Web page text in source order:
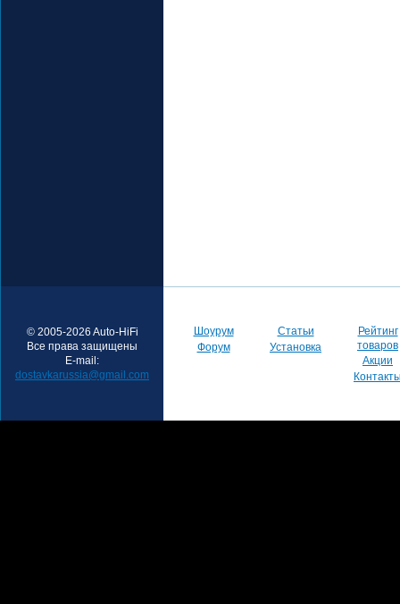
© 2005-2026 Auto-HiFi
Все права защищены
E-mail:
dostavkarussia@gmail.com
Шоурум
Форум
Статьи
Установка
Рейтинг
товаров
Акции